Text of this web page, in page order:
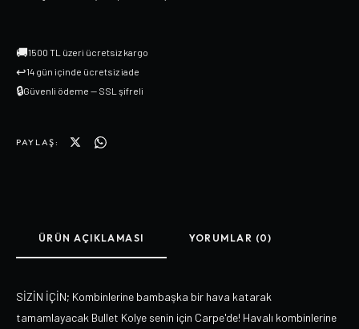
🚚1500 TL üzeri ücretsiz kargo
↩14 gün içinde ücretsiz iade
🔒Güvenli ödeme — SSL şifreli
PAYLAŞ:
ÜRÜN AÇIKLAMASI YORUMLAR (0)
SİZİN İÇİN; Kombinlerine bambaşka bir hava katarak
tamamlayacak Bullet Kolye senin için Carpe'de! Havalı kombinlerine